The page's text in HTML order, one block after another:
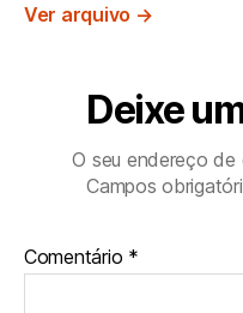
Ver arquivo →
Deixe
O seu endereço de
Campos
Comentário *